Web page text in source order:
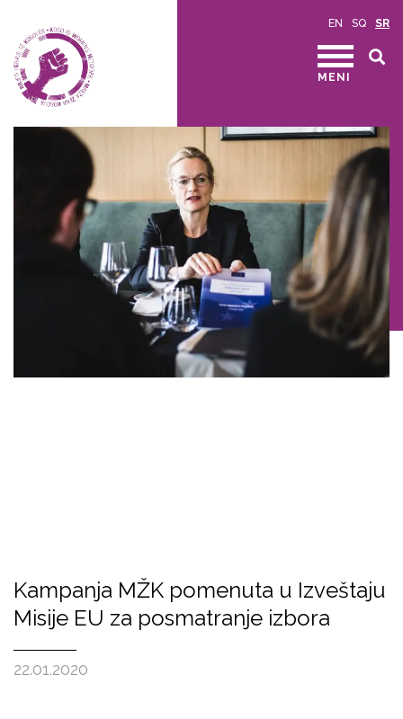
EN SQ SR
MENI
Kampanja MŽK pomenuta u Izveštaju
Misije EU za posmatranje izbora
22.01.2020